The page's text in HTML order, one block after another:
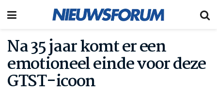
Na 35 jaar komt er een
emotioneel einde voor deze
GTST-icoon